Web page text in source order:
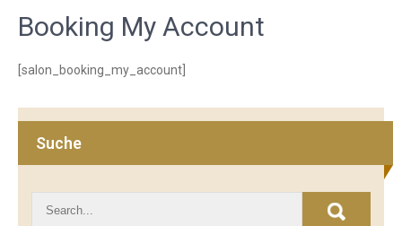
Booking My Account
[salon_booking_my_account]
Suche